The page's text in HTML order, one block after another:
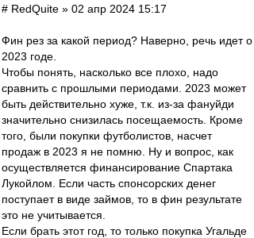
# RedQuite » 02 апр 2024 15:17
Фин рез за какой период? Наверно, речь идет о
2023 годе.
Чтобы понять, насколько все плохо, надо
сравнить с прошлыми периодами. 2023 может
быть действительно хуже, т.к. из-за фануйди
значительно снизилась посещаемость. Кроме
того, были покупки футболистов, насчет
продаж в 2023 я не помню. Ну и вопрос, как
осуществляется финансирование Спартака
Лукойлом. Если часть спонсорских денег
поступает в виде займов, то в фин результате
это не учитывается.
Если брать этот год, то только покупка Угальде